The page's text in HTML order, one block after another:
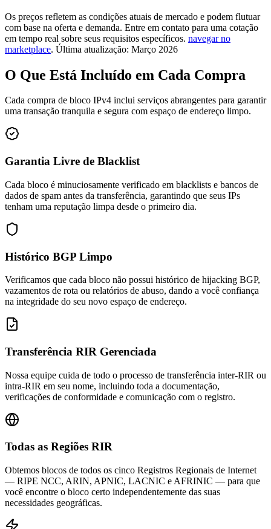
Os preços refletem as condições atuais de mercado e podem flutuar
com base na oferta e demanda. Entre em contato para uma cotação
em tempo real sobre seus requisitos específicos. navegar no
marketplace. Última atualização: Março 2026
O Que Está Incluído em Cada Compra
Cada compra de bloco IPv4 inclui serviços abrangentes para garantir
uma transação tranquila e segura com espaço de endereço limpo.
Garantia Livre de Blacklist
Cada bloco é minuciosamente verificado em blacklists e bancos de
dados de spam antes da transferência, garantindo que seus IPs
tenham uma reputação limpa desde o primeiro dia.
Histórico BGP Limpo
Verificamos que cada bloco não possui histórico de hijacking BGP,
vazamentos de rota ou relatórios de abuso, dando a você confiança
na integridade do seu novo espaço de endereço.
Transferência RIR Gerenciada
Nossa equipe cuida de todo o processo de transferência inter-RIR ou
intra-RIR em seu nome, incluindo toda a documentação,
verificações de conformidade e comunicação com o registro.
Todas as Regiões RIR
Obtemos blocos de todos os cinco Registros Regionais de Internet
— RIPE NCC, ARIN, APNIC, LACNIC e AFRINIC — para que
você encontre o bloco certo independentemente das suas
necessidades geográficas.